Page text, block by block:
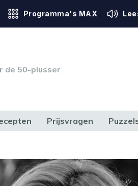
Programma's MAX
de 50-plusser
Prijsvragen